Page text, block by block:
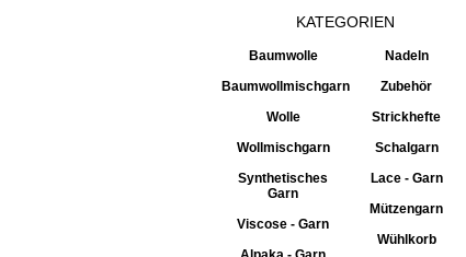
KATEGORIEN
Baumwolle
Baumwollmischgarn
Wolle
Wollmischgarn
Synthetisches
Garn
Viscose - Garn
Nadeln
Zubehör
Strickhefte
Schalgarn
Lace - Garn
Mützengarn
Wühlkorb